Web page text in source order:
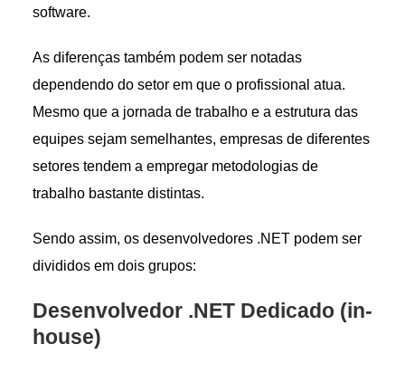
software.
As diferenças também podem ser notadas
dependendo do setor em que o profissional atua.
Mesmo que a jornada de trabalho e a estrutura das
equipes sejam semelhantes, empresas de diferentes
setores tendem a empregar metodologias de
trabalho bastante distintas.
Sendo assim, os desenvolvedores .NET podem ser
divididos em dois grupos:
Desenvolvedor .NET Dedicado (in-
house)